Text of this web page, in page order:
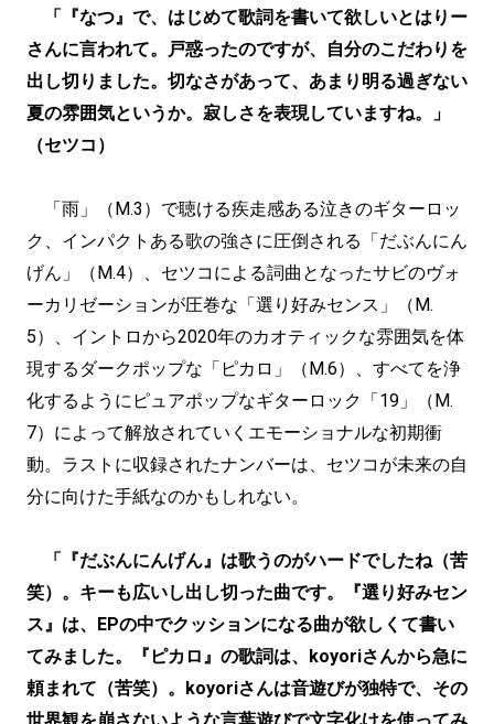
「『なつ』で、はじめて歌詞を書いて欲しいとはりー
さんに言われて。戸惑ったのですが、自分のこだわりを
出し切りました。切なさがあって、あまり明る過ぎない
夏の雰囲気というか。寂しさを表現していますね。」
（セツコ）
「雨」（M.3）で聴ける疾走感ある泣きのギターロッ
ク、インパクトある歌の強さに圧倒される「だぶんにん
げん」（M.4）、セツコによる詞曲となったサビのヴォ
ーカリゼーションが圧巻な「選り好みセンス」（M.
5）、イントロから2020年のカオティックな雰囲気を体
現するダークポップな「ピカロ」（M.6）、すべてを浄
化するようにピュアポップなギターロック「19」（M.
7）によって解放されていくエモーショナルな初期衝
動。ラストに収録されたナンバーは、セツコが未来の自
分に向けた手紙なのかもしれない。
「『だぶんにんげん』は歌うのがハードでしたね（苦
笑）。キーも広いし出し切った曲です。『選り好みセン
ス』は、EPの中でクッションになる曲が欲しくて書い
てみました。『ピカロ』の歌詞は、koyoriさんから急に
頼まれて（苦笑）。koyoriさんは音遊びが独特で、その